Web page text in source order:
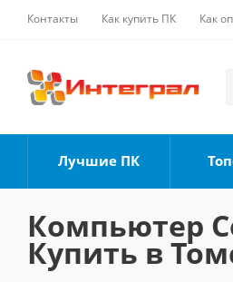
Контакты Как купить ПК Как
Лучшие ПК
Компьютер
Купить в